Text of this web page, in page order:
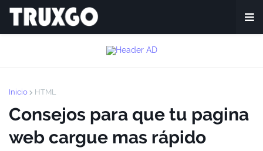
Inicio HTML
Consejos para que tu pagina
web cargue mas rápido